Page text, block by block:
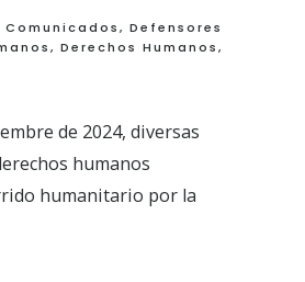
Comunicados, Defensores
, Derechos Humanos,
de 2024, diversas
humanos
humanitario por la